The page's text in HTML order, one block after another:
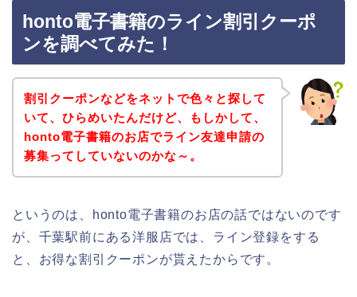
honto電子書籍のライン割引クーポ
ンを調べてみた！
割引クーポンなどをネットで色々と探して
いて、ひらめいたんだけど、もしかして、
honto電子書籍のお店でライン友達申請の
募集ってしていないのかな～。
というのは、honto電子書籍のお店の話ではないのです
が、千葉駅前にある洋服店では、ライン登録をする
と、お得な割引クーポンが貰えたからです。